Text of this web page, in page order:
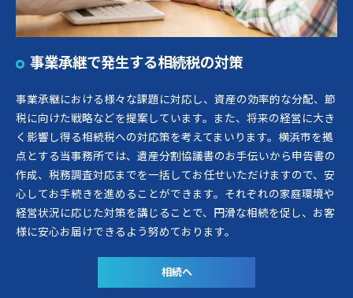
事業承継で発生する相続税の対策
事業承継における様々な課題に対応し、資産の効率的な分配、節
税に向けた戦略などを提案しています。また、将来の経営に大き
く影響し得る相続税への対応策を考えてまいります。横浜市を拠
点とする当事務所では、遺産分割協議書のお手伝いから申告書の
作成、税務調査対応までを一括してお任せいただけますので、安
心してお手続きを進めることができます。それぞれの家庭環境や
経営状況に応じた対策を講じることで、円滑な相続を促し、お客
様に安心お届けできるよう努めております。
相続へ